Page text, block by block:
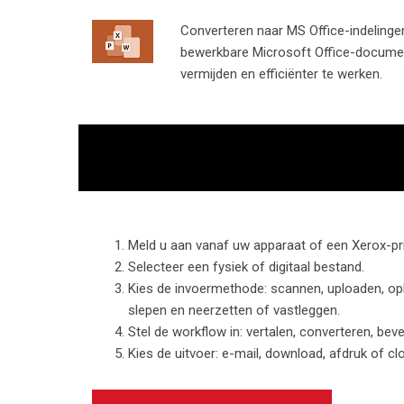
Converteren naar MS Office-
bewerkbare Microsoft Office-
vermijden en efficiënter te werken.
Meld u aan vanaf uw apparaat of een Xerox-
Selecteer een fysiek of digitaal bestand.
Kies de invoermethode: scannen, uploaden,
slepen en neerzetten of vastleggen.
Stel de workflow in: vertalen, converteren,
Kies de uitvoer: e-mail, download, afdruk of